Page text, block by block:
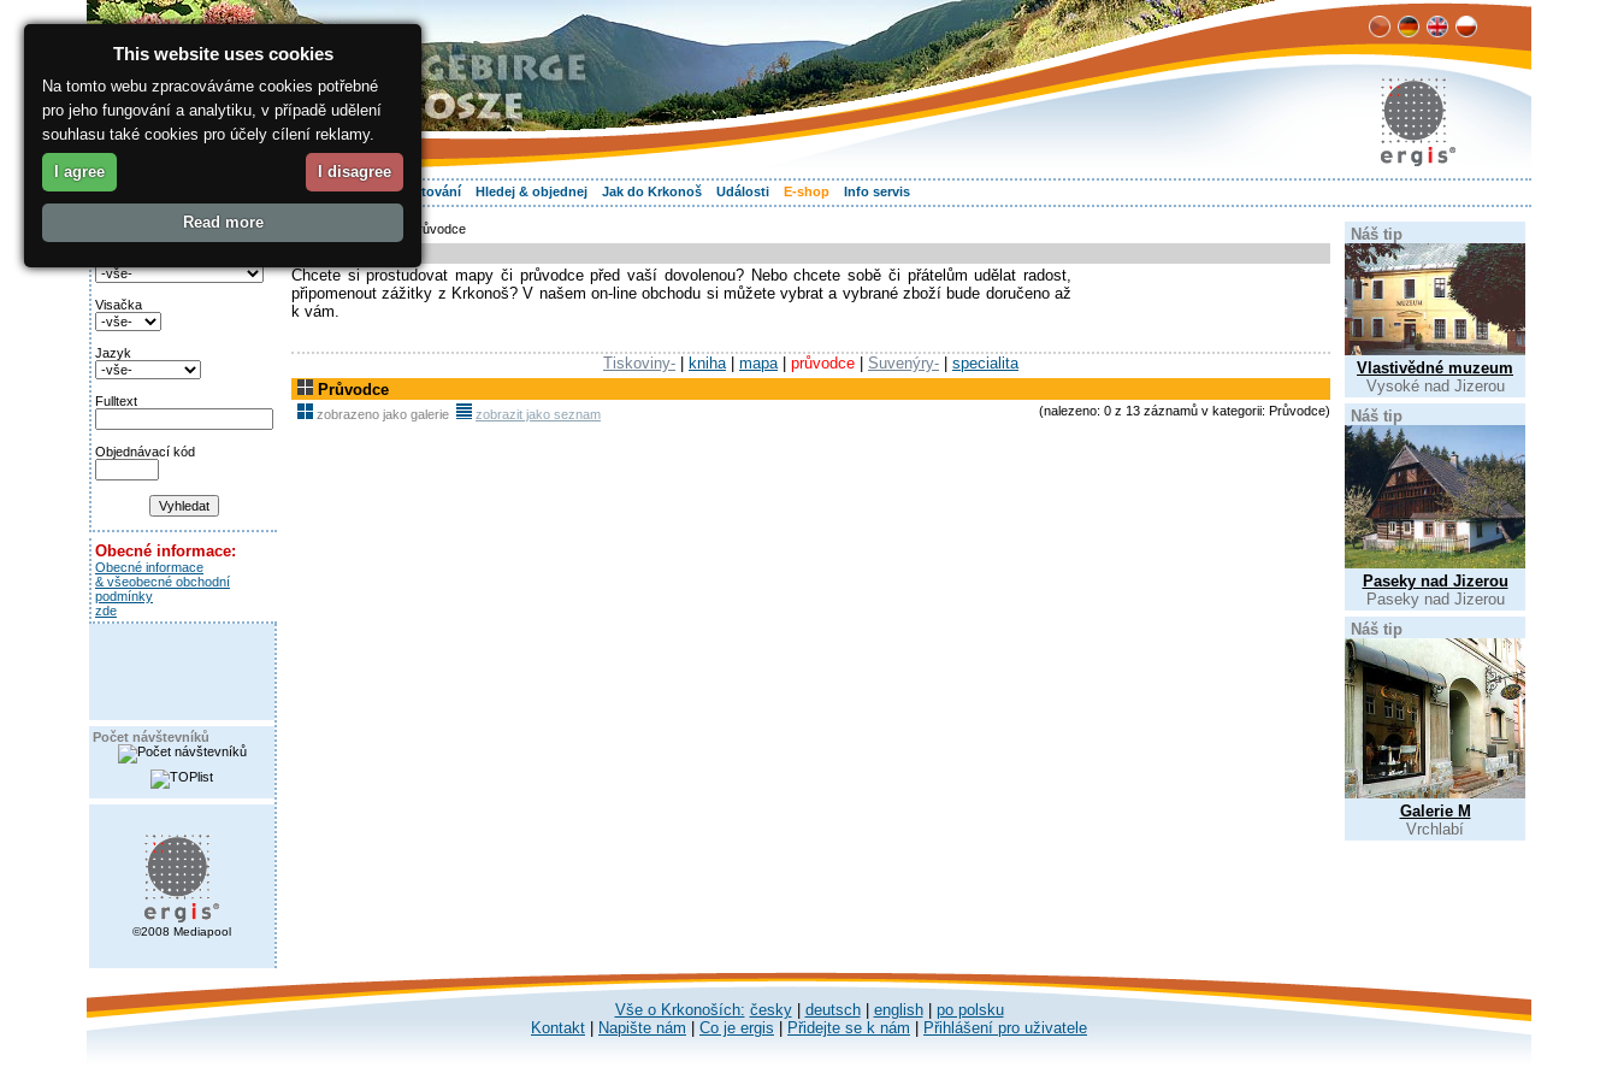
O regionu Vaše dovolená Ubytování Hledej & objednej Jak do Krkonoš Události E-shop Info servis
Najděte si:
Visačka
Jazyk
Fulltext
Objednávací kód
Obecné informace:
Obecné informace
& všeobecné obchodní
podmínky
zde
Počet návštevníků
©2008 Mediapool
> Průvodce
Chcete si prostudovat mapy či průvodce před vaší dovolenou? Nebo chcete sobě či přátelům udělat radost,
připomenout zážitky z Krkonoš? V našem on-line obchodu si můžete vybrat a vybrané zboží bude doručeno až
k vám.
Tiskoviny- kniha| mapa| průvodce Suvenýry-
specialita
Průvodce
zobrazeno jako galerie zobrazit jako seznam (nalezeno: 0 z 13 záznamů v kategorii: Průvodce)
Náš tip
Vlastivědné muzeum
Vysoké nad Jizerou
Náš tip
Paseky nad Jizerou
Paseky nad Jizerou
Náš tip
Galerie M
Vrchlabí
Vše o Krkonoších: česky| deutsch| english| po polsku
Kontakt
Napište nám Co je ergis Přidejte se k nám Přihlášení pro uživatele
This website uses cookies
Na tomto webu zpracováváme cookies potřebné
pro jeho fungování a analytiku, v případě udělení
souhlasu také cookies pro účely cílení reklamy.
I agree I disagree
Read more